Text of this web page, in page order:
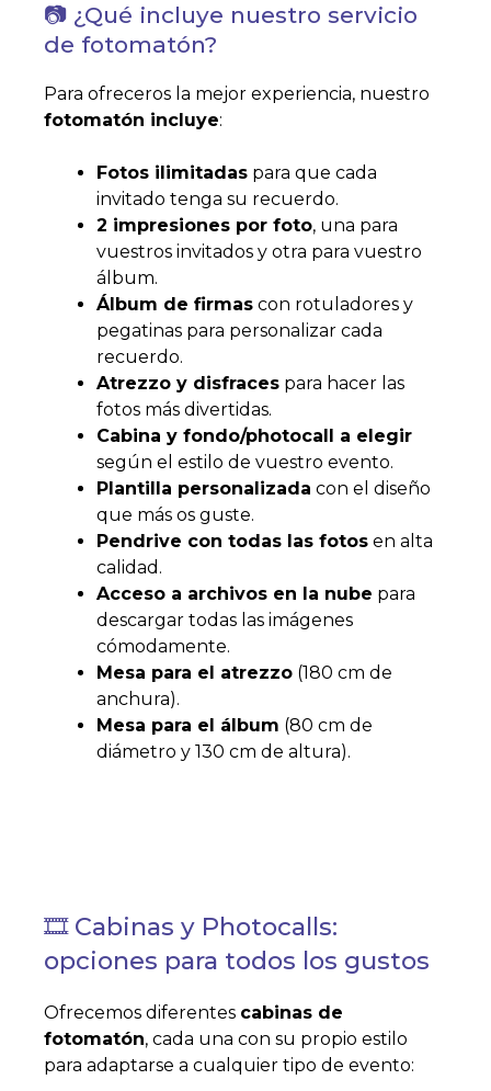
📷 ¿Qué incluye nuestro servicio
de fotomatón?
Para ofreceros la mejor experiencia, nuestro
fotomatón incluye:
Fotos ilimitadas para que cada
invitado tenga su recuerdo.
2 impresiones por foto, una para
vuestros invitados y otra para vuestro
álbum.
Álbum de firmas con rotuladores y
pegatinas para personalizar cada
recuerdo.
Atrezzo y disfraces para hacer las
fotos más divertidas.
Cabina y fondo/photocall a elegir
según el estilo de vuestro evento.
Plantilla personalizada con el diseño
que más os guste.
Pendrive con todas las fotos en alta
calidad.
Acceso a archivos en la nube para
descargar todas las imágenes
cómodamente.
Mesa para el atrezzo (180 cm de
anchura).
Mesa para el álbum (80 cm de
diámetro y 130 cm de altura).
🎞️ Cabinas y Photocalls:
opciones para todos los gustos
Ofrecemos diferentes cabinas de
fotomatón, cada una con su propio estilo
para adaptarse a cualquier tipo de evento: